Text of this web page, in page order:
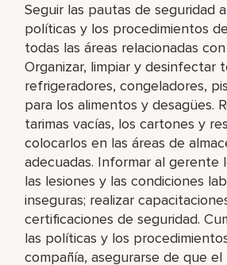
Seguir las pautas de seguridad
políticas y los procedimientos
todas las áreas relacionadas
Organizar, limpiar y desinfectar
refrigeradores, congeladores,
para los alimentos y desagües.
tarimas vacías, los cartones y
colocarlos en las áreas de
adecuadas. Informar al gerente
las lesiones y las condiciones
inseguras; realizar
certificaciones de seguridad.
las políticas y los
compañía, asegurarse de que